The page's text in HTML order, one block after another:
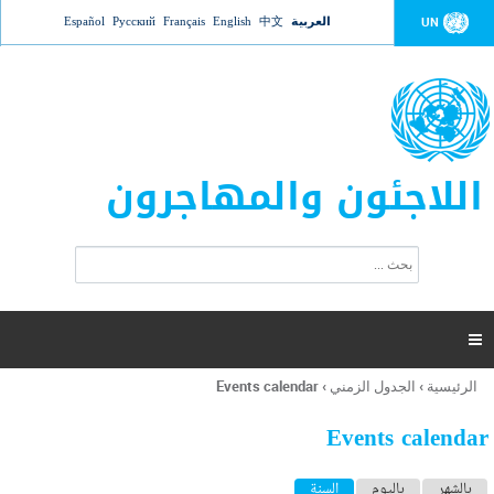
Jump to navigation UN العربية 中文
English
Français
Русский
Español
اللاجئون والمهاجرون
ت
ر
ل
ح
ب

أنت
هنا
الرئيسية › الجدول الزمني ›
Events calendar
Events calendar